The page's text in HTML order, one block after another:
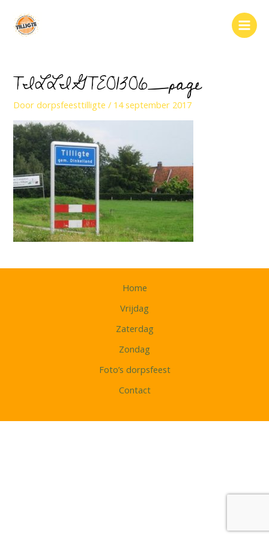
naar
Main
TILLIGTE01306_page
Doordorpsfeesttilligte / 14 september 2017
Home
Vrijdag
Zaterdag
Zondag
Foto’s dorpsfeest
Contact